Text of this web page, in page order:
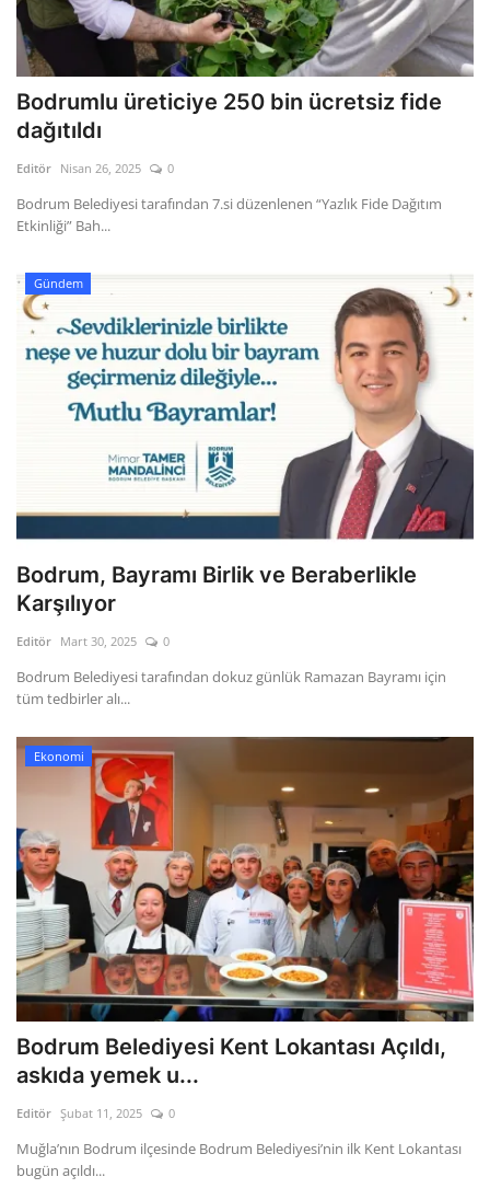
Bodrumlu üreticiye 250 bin ücretsiz fide
dağıtıldı
Editör Nisan 26, 2025 0
Bodrum Belediyesi tarafından 7.si düzenlenen “Yazlık Fide Dağıtım
Etkinliği” Bah...
Gündem
Bodrum, Bayramı Birlik ve Beraberlikle
Karşılıyor
Editör Mart 30, 2025 0
Bodrum Belediyesi tarafından dokuz günlük Ramazan Bayramı için
tüm tedbirler alı...
Ekonomi
Bodrum Belediyesi Kent Lokantası Açıldı,
askıda yemek u...
Editör Şubat 11, 2025 0
Muğla’nın Bodrum ilçesinde Bodrum Belediyesi’nin ilk Kent Lokantası
bugün açıldı...